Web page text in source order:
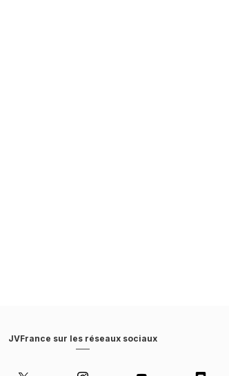
JVFrance sur les réseaux sociaux